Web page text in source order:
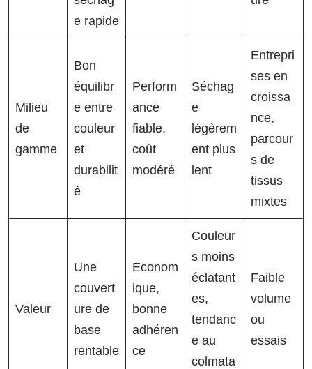
e rapide
Milieu
de
gamme
Bon
équilibr
e entre
couleur
et
durabilit
é
Perform
ance
fiable,
coût
modéré
Séchag
e
légèrem
ent plus
lent
Entrepri
ses en
croissa
nce,
parcour
s de
tissus
mixtes
Valeur
Une
couvert
ure de
base
rentable
Econom
ique,
bonne
adhéren
ce
Couleur
s moins
éclatant
es,
tendanc
e au
colmata
Faible
volume
ou
essais